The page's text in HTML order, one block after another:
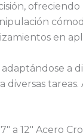
en
adaptándose
a 12″ Acero